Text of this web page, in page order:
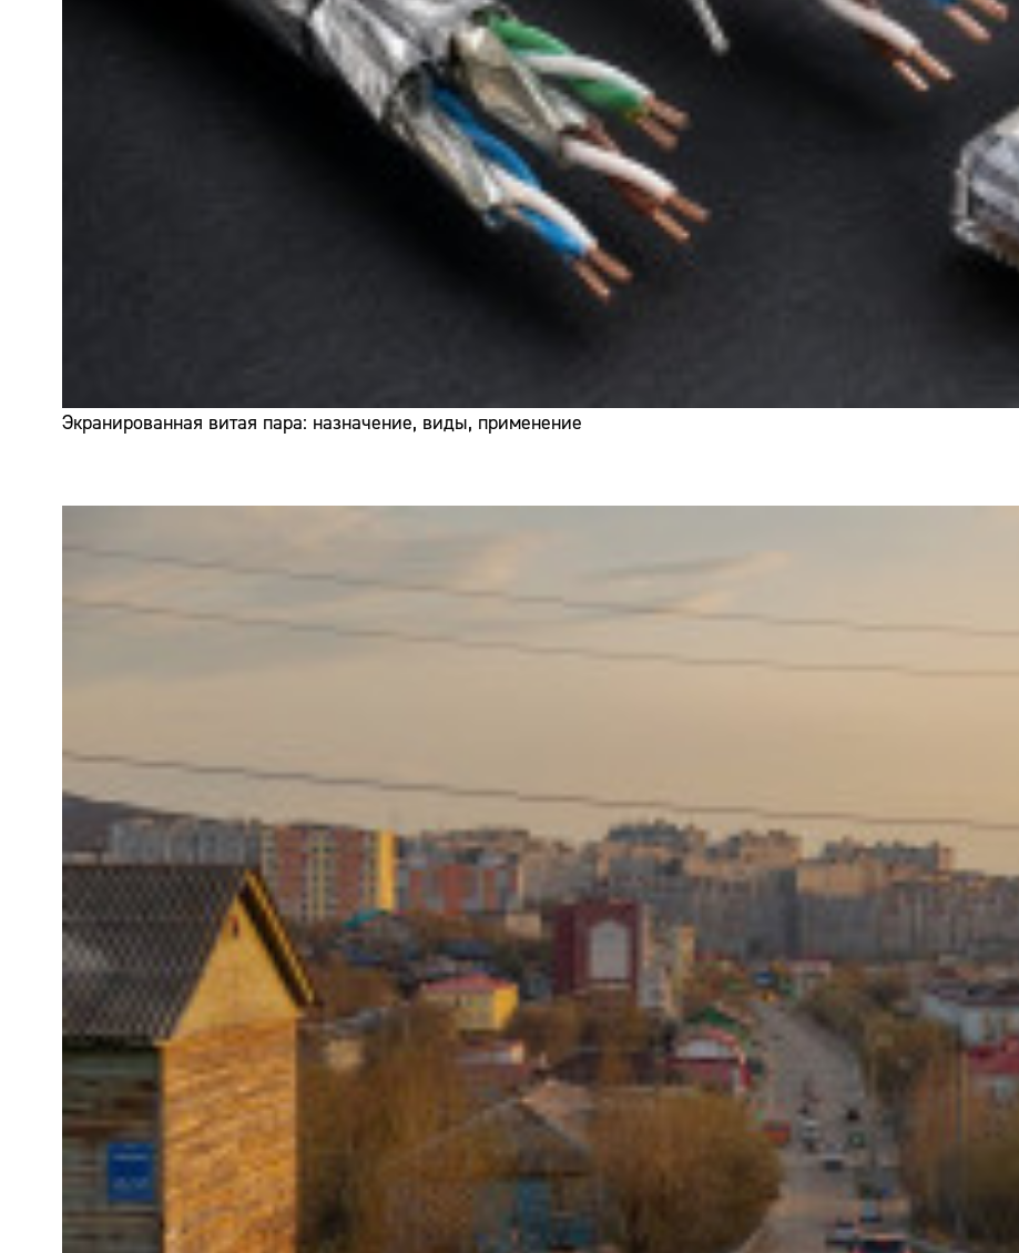
Экранированная витая пара: назначение, виды, применение
Сайт:
Адрес:
Телефон: